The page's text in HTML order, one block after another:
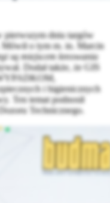
pierwszym dniu targów
o tym m. in. Marcin
są miejscem kreowania
Dodał także, że GIS
i higienicznych
Ten temat podnosił
Technicznego.